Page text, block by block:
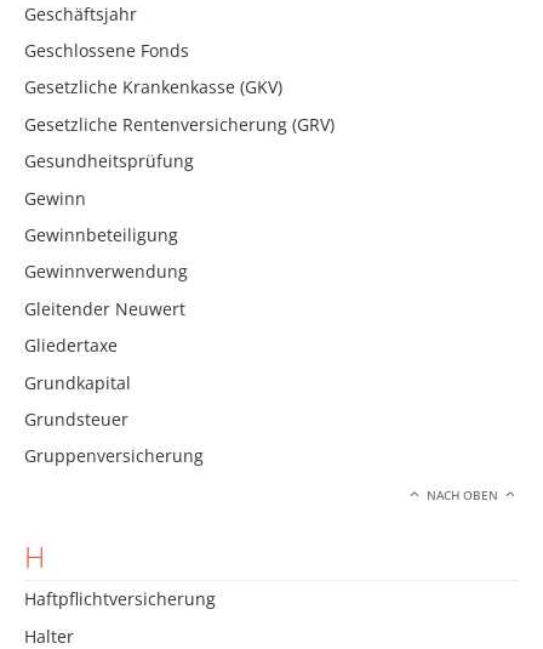
Geschäftsjahr
Geschlossene Fonds
Gesetzliche Krankenkasse (GKV)
Gesetzliche Rentenversicherung (GRV)
Gesundheitsprüfung
Gewinn
Gewinnbeteiligung
Gewinnverwendung
Gleitender Neuwert
Gliedertaxe
Grundkapital
Grundsteuer
Gruppenversicherung
NACH OBEN
H
Haftpflichtversicherung
Halter